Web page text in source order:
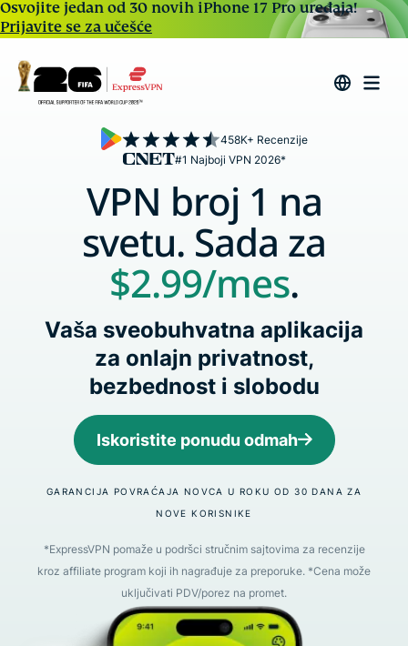
Osvojite jedan od 30 novih iPhone 17 Pro uređaja!
Prijavite se za učešće
#1 Najboji VPN 2026*
458K+ Recenzije
VPN broj 1 na
svetu. Sada za
$2.99/mes.
Vaša sveobuhvatna aplikacija
za onlajn privatnost,
bezbednost i slobodu
Iskoristite ponudu odmah
GARANCIJA POVRAĆAJA NOVCA U ROKU OD 30 DANA ZA
NOVE KORISNIKE
*ExpressVPN pomaže u podršci stručnim sajtovima za recenzije
kroz affiliate program koji ih nagrađuje za preporuke. *Cena može
uključivati PDV/porez na promet.